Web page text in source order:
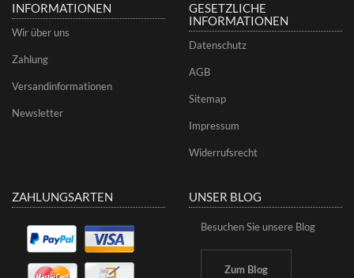
INFORMATIONEN
Wir über uns
Zahlung
Versandinformationen
Newsletter
GESETZLICHE
INFORMATIONEN
Datenschutz
AGB
Sitemap
Impressum
Widerrufsrecht
ZAHLUNGSARTEN UNSER BLOG
Besuchen Sie unsere Blog
Zum Blog